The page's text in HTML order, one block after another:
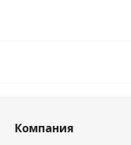
Компания